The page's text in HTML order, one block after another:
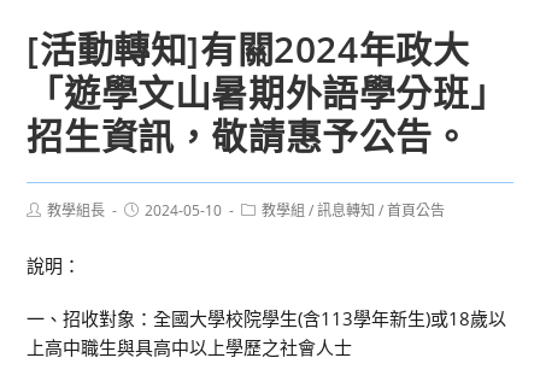
[活動轉知]有關2024年政大
「遊學文山暑期外語學分班」
招生資訊，敬請惠予公告。
Post教學組長
Post2024-05-10
Post教學組 / 訊息轉知 / 首頁公告
說明：
一、招收對象：全國大學校院學生(含113學年新生)或18歲以
上高中職生與具高中以上學歷之社會人士